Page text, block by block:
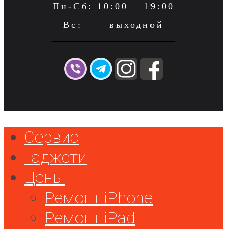
Пн-Сб: 10:00 – 19:00
Вс: выходной
Сервис
Гаджети
Цены
Ремонт iPhone
Ремонт iPad